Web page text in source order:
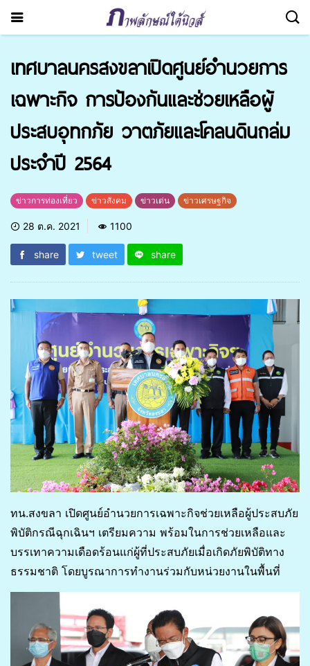
เทศบาลนครสงขลาเปิดศูนย์อำนวยการ
เฉพาะกิจ การป้องกันและช่วยเหลือผู้
ประสบอุทกภัย วาตภัยและโคลนดินถล่ม
ประจำปี 2564
ข่าวการท่องเที่ยว ข่าวสังคม ข่าวเด่น ข่าวเศรษฐกิจ
28 ต.ค. 2021 1100
share tweet share
ทน.สงขลา เปิดศูนย์อำนวยการเฉพาะกิจช่วยเหลือผู้ประสบภัย
พิบัติกรณีฉุกเฉินฯ เตรียมความ พร้อมในการช่วยเหลือและ
บรรเทาความเดือดร้อนแก่ผู้ที่ประสบภัยเมื่อเกิดภัยพิบัติทาง
ธรรมชาติ โดยบูรณาการทำงานร่วมกับหน่วยงานในพื้นที่